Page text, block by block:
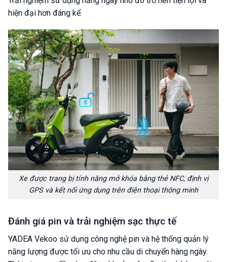
hiện đại hơn đáng kể.
Xe được trang bị tính năng mở khóa bằng thẻ NFC, định vị
GPS và kết nối ứng dụng trên điện thoại thông minh
Đánh giá pin và trải nghiệm sạc thực tế
YADEA Vekoo sử dụng công nghệ pin và hệ thống quản lý
năng lượng được tối ưu cho nhu cầu di chuyển hàng ngày.